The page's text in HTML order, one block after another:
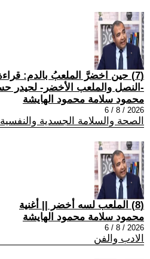
(7) حين اخضرَّ الملعبُ بالدم:
-النصل والملعب الأخضر- لحيدر
محمود سلامة محمود الهايشة
2026 / 8 / 6
الصحة والسلامة الجسدية والنفسية
(8) الملعب لسه أخضر || أغنية
محمود سلامة محمود الهايشة
2026 / 8 / 6
الادب والفن